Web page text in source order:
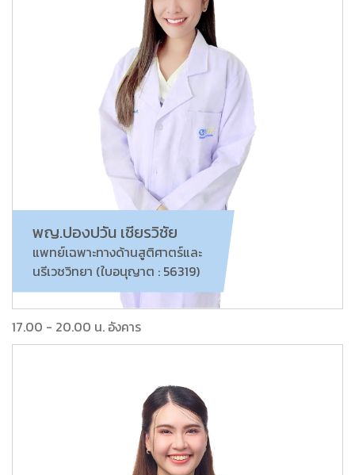
พญ.ปองปวัน เชียรวิชัย
แพทย์เฉพาะทางด้านสูติศาตร์และ
นรีเวชวิทยา (ใบอนุญาต : 56319)
17.00 - 20.00 น. อังคาร